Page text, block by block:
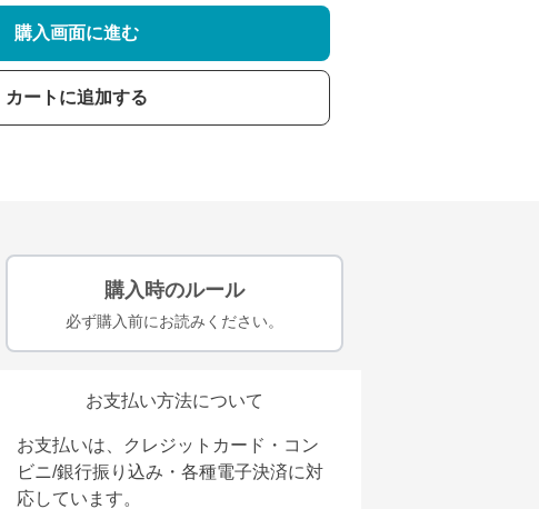
購入画面に進む
カートに追加する
購入時のルール
必ず購入前にお読みください。
お支払い方法について
お支払いは、クレジットカード・コン
ビニ/銀行振り込み・各種電子決済に対
応しています。